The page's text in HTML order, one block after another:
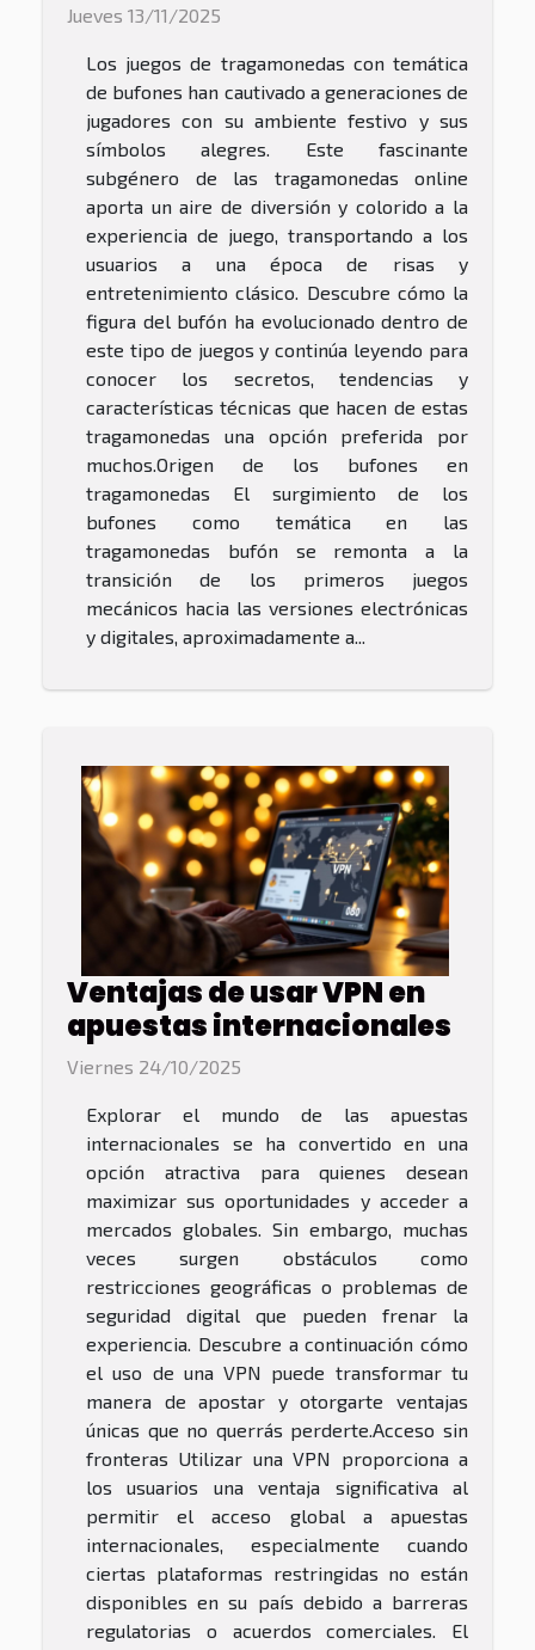
Jueves 13/11/2025
Los juegos de tragamonedas con temática
de bufones han cautivado a generaciones de
jugadores con su ambiente festivo y sus
símbolos alegres. Este fascinante
subgénero de las tragamonedas online
aporta un aire de diversión y colorido a la
experiencia de juego, transportando a los
usuarios a una época de risas y
entretenimiento clásico. Descubre cómo la
figura del bufón ha evolucionado dentro de
este tipo de juegos y continúa leyendo para
conocer los secretos, tendencias y
características técnicas que hacen de estas
tragamonedas una opción preferida por
muchos.Origen de los bufones en
tragamonedas El surgimiento de los
bufones como temática en las
tragamonedas bufón se remonta a la
transición de los primeros juegos
mecánicos hacia las versiones electrónicas
y digitales, aproximadamente a...
Ventajas de usar VPN en
apuestas internacionales
Viernes 24/10/2025
Explorar el mundo de las apuestas
internacionales se ha convertido en una
opción atractiva para quienes desean
maximizar sus oportunidades y acceder a
mercados globales. Sin embargo, muchas
veces surgen obstáculos como
restricciones geográficas o problemas de
seguridad digital que pueden frenar la
experiencia. Descubre a continuación cómo
el uso de una VPN puede transformar tu
manera de apostar y otorgarte ventajas
únicas que no querrás perderte.Acceso sin
fronteras Utilizar una VPN proporciona a
los usuarios una ventaja significativa al
permitir el acceso global a apuestas
internacionales, especialmente cuando
ciertas plataformas restringidas no están
disponibles en su país debido a barreras
regulatorias o acuerdos comerciales. El